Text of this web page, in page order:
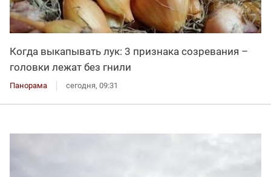
Когда выкапывать лук: 3 признака созревания –
головки лежат без гнили
Панорама сегодня, 09:31